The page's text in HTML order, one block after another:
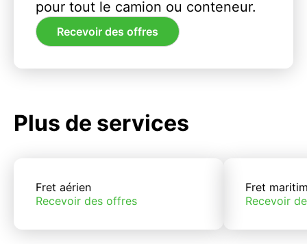
pour tout le camion ou conteneur.
Recevoir des offres
Plus de services
Fret aérien
Recevoir des offres
Fret
Recevoir